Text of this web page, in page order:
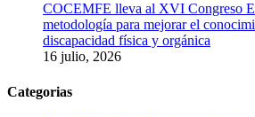
COCEMFE lleva al XVI Congreso
metodología para mejorar el
discapacidad física y orgánica
16 julio, 2026
Categorias